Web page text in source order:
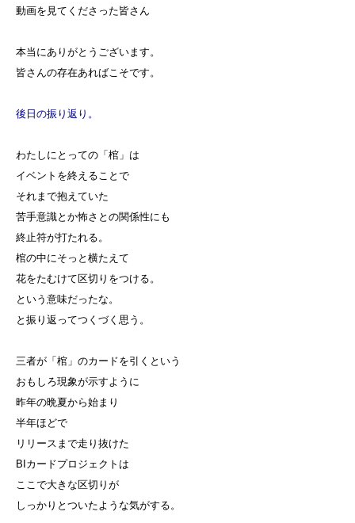
動画を見てくださった皆さん
本当にありがとうございます。
皆さんの存在あればこそです。
後日の振り返り。
わたしにとっての「棺」は
イベントを終えることで
それまで抱えていた
苦手意識とか怖さとの関係性にも
終止符が打たれる。
棺の中にそっと横たえて
花をたむけて区切りをつける。
という意味だったな。
と振り返ってつくづく思う。
三者が「棺」のカードを引くという
おもしろ現象が示すように
昨年の晩夏から始まり
半年ほどで
リリースまで走り抜けた
BIカードプロジェクトは
ここで大きな区切りが
しっかりとついたような気がする。